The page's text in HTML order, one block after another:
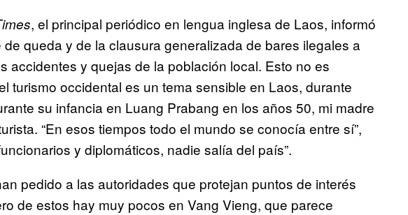
, el principal periódico en lengua inglesa de Laos, informó
queda y de la clausura generalizada de bares ilegales a
accidentes y quejas de la población local. Esto no es
turismo occidental es un tema sensible en Laos, durante
su infancia en Luang Prabang en los años 50, mi madre
“En esos tiempos todo el mundo se conocía entre sí”,
y diplomáticos, nadie salía del país”.
a las autoridades que protejan puntos de interés
de estos hay muy pocos en Vang Vieng, que parece